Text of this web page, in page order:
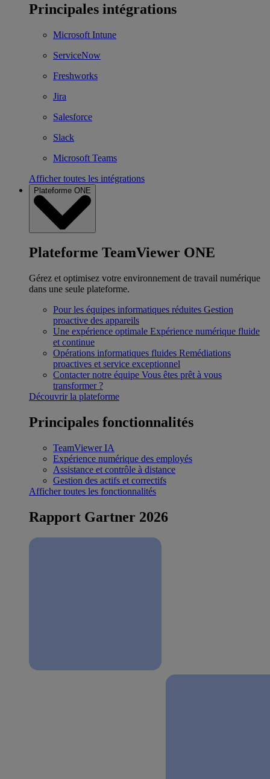
Principales intégrations
Microsoft Intune
ServiceNow
Freshworks
Jira
Salesforce
Slack
Microsoft Teams
Afficher toutes les intégrations
Plateforme ONE
Plateforme TeamViewer ONE
Gérez et optimisez votre environnement de travail numérique
dans une seule plateforme.
Pour les équipes informatiques réduites Gestion
proactive des appareils
Une expérience optimale Expérience numérique fluide
et continue
Opérations informatiques fluides Remédiations
proactives et service exceptionnel
Contacter notre équipe Vous êtes prêt à vous
transformer ?
Découvrir la plateforme
Principales fonctionnalités
TeamViewer IA
Expérience numérique des employés
Assistance et contrôle à distance
Gestion des actifs et correctifs
Afficher toutes les fonctionnalités
Rapport Gartner 2026